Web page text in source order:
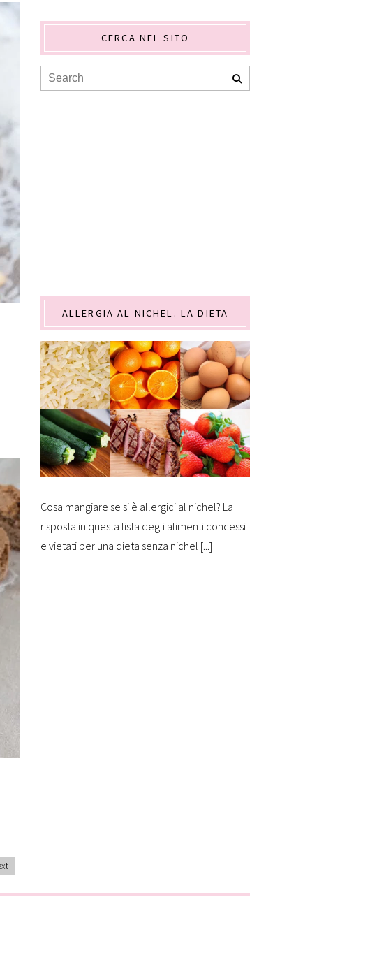
CERCA NEL SITO
ALLERGIA AL NICHEL. LA DIETA
Cosa mangiare se si è allergici al nichel? La
risposta in questa lista degli alimenti concessi
e vietati per una dieta senza nichel [...]